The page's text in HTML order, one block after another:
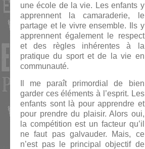
une école de la vie. Les enfants y
apprennent la camaraderie, le
partage et le vivre ensemble. Ils y
apprennent également le respect
et des règles inhérentes à la
pratique du sport et de la vie en
communauté.
Il me paraît primordial de bien
garder ces éléments à l’esprit. Les
enfants sont là pour apprendre et
pour prendre du plaisir. Alors oui,
la compétition est un facteur qu’il
ne faut pas galvauder. Mais, ce
n’est pas le principal objectif de